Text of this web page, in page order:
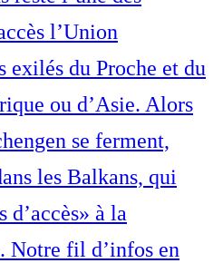
l’Union
exilés du Proche et du
ou d’Asie. Alors
se ferment,
les Balkans, qui
d’accès» à la
Notre fil d’infos en